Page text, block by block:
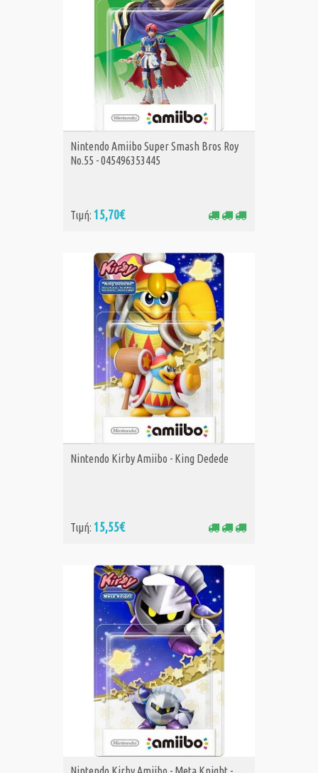
ΑΓΟΡΑ
Nintendo Amiibo Super Smash Bros Roy
No.55 - 045496353445
Τιμή: 15,70€
ΑΓΟΡΑ
Nintendo Kirby Amiibo - King Dedede
Τιμή: 15,55€